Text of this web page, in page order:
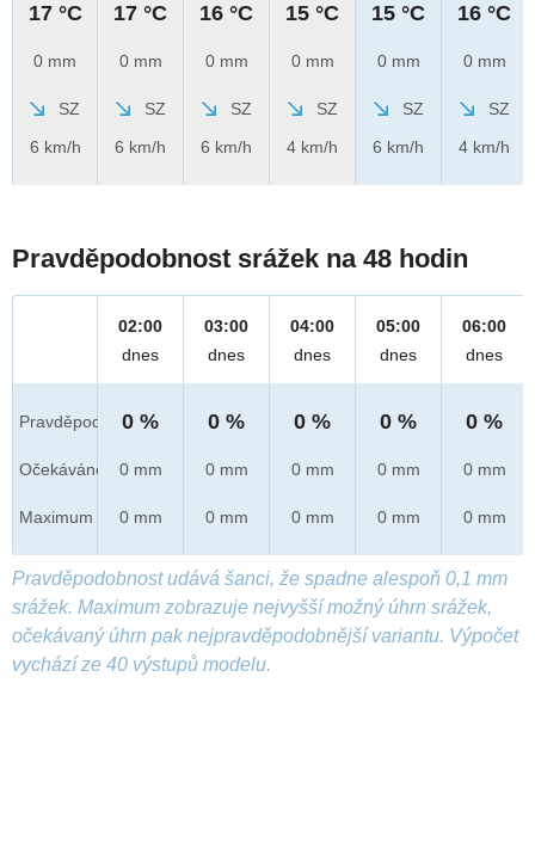
17 °C
0 mm
SZ
6 km/h
17 °C
0 mm
SZ
6 km/h
16 °C
0 mm
SZ
6 km/h
15 °C
0 mm
SZ
4 km/h
15 °C
0 mm
SZ
6 km/h
16 °C
0 mm
SZ
4 km/h
Pravděpodobnost srážek na 48 hodin
Pravděpod.
Očekáváno
Maximum
02:00
dnes
0 %
0 mm
0 mm
03:00
dnes
0 %
0 mm
0 mm
04:00
dnes
0 %
0 mm
0 mm
05:00
dnes
0 %
0 mm
0 mm
06:00
dnes
0 %
0 mm
0 mm
Pravděpodobnost udává šanci, že spadne alespoň 0,1 mm
srážek. Maximum zobrazuje nejvyšší možný úhrn srážek,
očekávaný úhrn pak nejpravděpodobnější variantu. Výpočet
vychází ze 40 výstupů modelu.